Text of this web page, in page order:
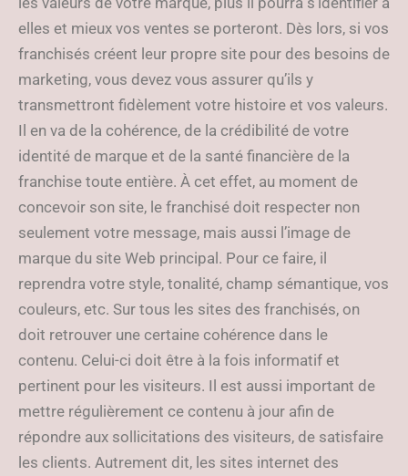
elles et mieux vos ventes se porteront. Dès lors, si vos
franchisés créent leur propre site pour des besoins de
marketing, vous devez vous assurer qu’ils y
transmettront fidèlement votre histoire et vos valeurs.
Il en va de la cohérence, de la crédibilité de votre
identité de marque et de la santé financière de la
franchise toute entière. À cet effet, au moment de
concevoir son site, le franchisé doit respecter non
seulement votre message, mais aussi l’image de
marque du site Web principal. Pour ce faire, il
reprendra votre style, tonalité, champ sémantique, vos
couleurs, etc. Sur tous les sites des franchisés, on
doit retrouver une certaine cohérence dans le
contenu. Celui-ci doit être à la fois informatif et
pertinent pour les visiteurs. Il est aussi important de
mettre régulièrement ce contenu à jour afin de
répondre aux sollicitations des visiteurs, de satisfaire
les clients. Autrement dit, les sites internet des